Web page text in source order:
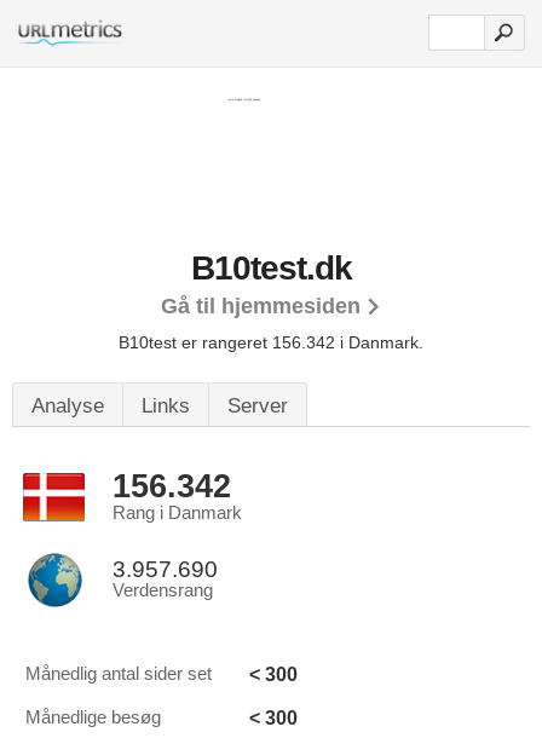
B10test.dk
Gå til hjemmesiden
B10test er rangeret 156.342 i Danmark.
Analyse Links Server
156.342
Rang i Danmark
3.957.690
Verdensrang
Månedlig antal sider set < 300
Månedlige besøg < 300